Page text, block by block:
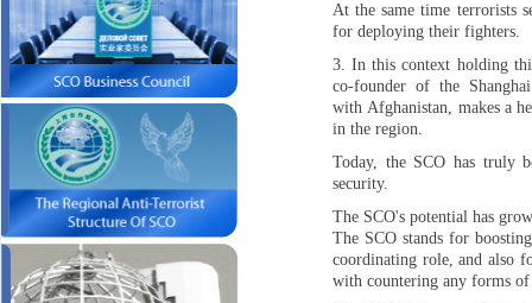
At the same time terrorists
for deploying their fighters.
3. In this context holding
co-founder of the
with Afghanistan, makes a
in the region.
Today, the SCO has truly
security.
The SCO's potential has
The SCO stands for
coordinating role, and also
with countering any forms